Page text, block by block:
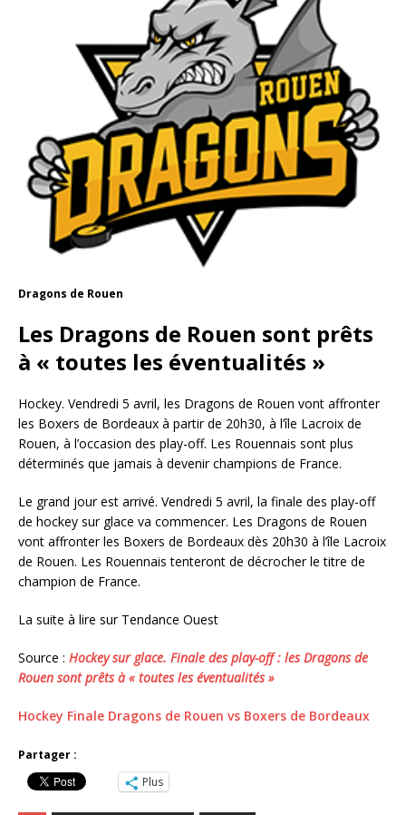
Dragons de Rouen
Les Dragons de Rouen sont prêts
à « toutes les éventualités »
Hockey. Vendredi 5 avril, les Dragons de Rouen vont affronter
les Boxers de Bordeaux à partir de 20h30, à l’île Lacroix de
Rouen, à l’occasion des play-off. Les Rouennais sont plus
déterminés que jamais à devenir champions de France.
Le grand jour est arrivé. Vendredi 5 avril, la finale des play-off
de hockey sur glace va commencer. Les Dragons de Rouen
vont affronter les Boxers de Bordeaux dès 20h30 à l’île Lacroix
de Rouen. Les Rouennais tenteront de décrocher le titre de
champion de France.
La suite à lire sur Tendance Ouest
Source : Hockey sur glace. Finale des play-off : les Dragons de
Rouen sont prêts à « toutes les éventualités »
Hockey Finale Dragons de Rouen vs Boxers de Bordeaux
Partager :
Plus